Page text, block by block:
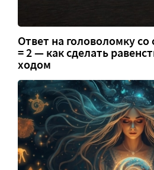
Ответ на головоломку со
= 2 — как сделать
ходом